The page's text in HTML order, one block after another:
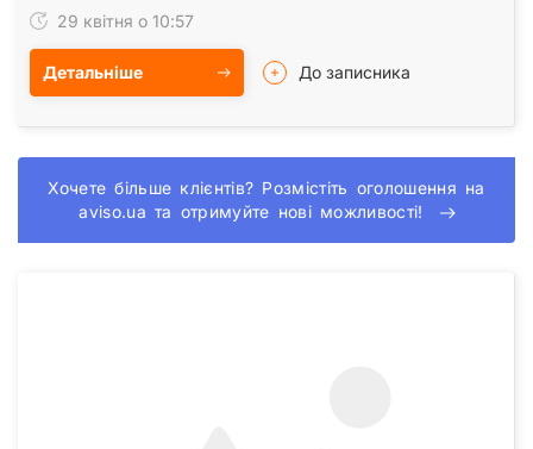
29 квітня о 10:57
Детальніше До записника
Хочете більше клієнтів? Розмістіть оголошення на
aviso.ua та отримуйте нові можливості!